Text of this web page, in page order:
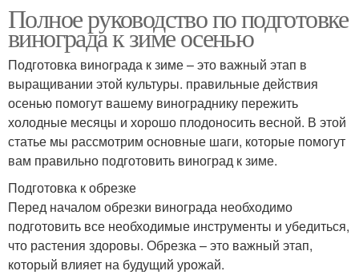
Полное руководство по подготовке
винограда к зиме осенью
Подготовка винограда к зиме – это важный этап в
выращивании этой культуры. правильные действия
осенью помогут вашему винограднику пережить
холодные месяцы и хорошо плодоносить весной. В этой
статье мы рассмотрим основные шаги, которые помогут
вам правильно подготовить виноград к зиме.
Подготовка к обрезке
Перед началом обрезки винограда необходимо
подготовить все необходимые инструменты и убедиться,
что растения здоровы. Обрезка – это важный этап,
который влияет на будущий урожай.